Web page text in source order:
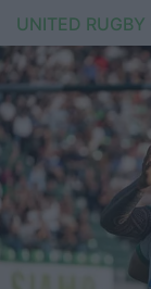
Rugby
FIR
6 Nazioni
United
Top14
UNITED